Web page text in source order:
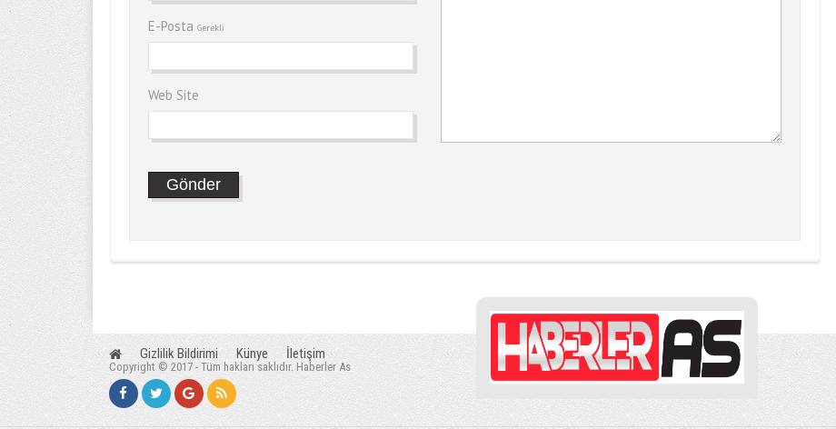
E-Posta Gerekli
Web Site
Gizlilik Bildirimi Künye İletişim
Copyright © 2017 - Tüm hakları saklıdır. Haberler As